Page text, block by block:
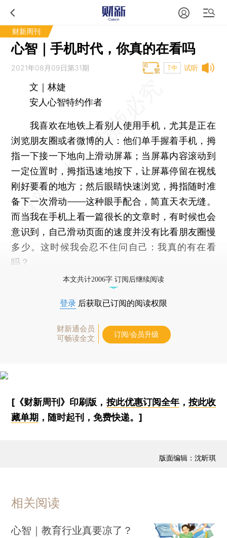
财新周刊
心智｜手机时代，你真的在看吗
试听
2021年08月09日第31期 T中
文｜林婕
安人心智特约作者
我喜欢在地铁上看别人使用手机，尤其是正在
浏览朋友圈或者微博的人：他们单手握着手机，拇
指一下接一下地向上滑动屏幕；当屏幕内容滚动到
一定位置时，拇指迅速地按下，让屏幕停留在视线
刚好要看的地方；然后眼睛快速浏览，拇指随时准
备下一次滑动——这种眼手配合，简直天衣无缝。
而当我在手机上看一篇很长的文章时，有时候也会
意识到，自己滑动页面的速度并没有比看朋友圈慢
多少。这时候我会忍不住问自己：我真的有在看
吗？
本文共计2006字 订阅后继续阅读
登录 后获取已订阅的阅读权限
财新通会员
可畅读全文
订阅/会员升级
[《财新周刊》印刷版， 按此优惠订阅全年， 按此收
藏单期 ，随时起刊，免费快递。]
版面编辑：沈昕琪
相关阅读
心智｜教育行业真要凉了？